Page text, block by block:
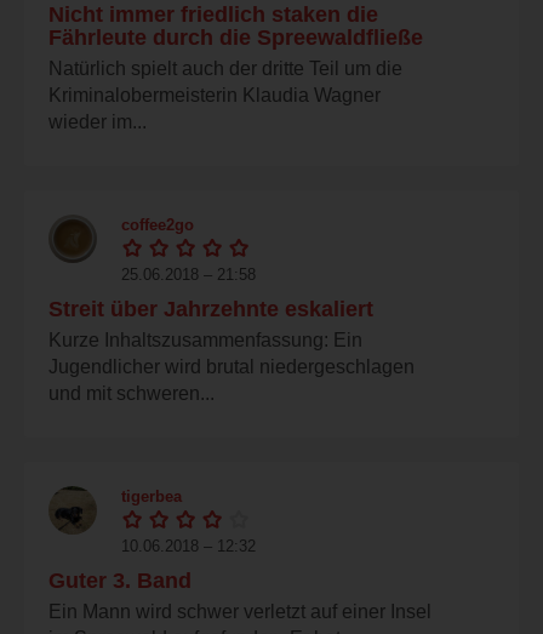
Nicht immer friedlich staken die
Fährleute durch die Spreewaldfließe
Natürlich spielt auch der dritte Teil um die
Kriminalobermeisterin Klaudia Wagner
wieder im...
coffee2go
25.06.2018 – 21:58
Streit über Jahrzehnte eskaliert
Kurze Inhaltszusammenfassung: Ein
Jugendlicher wird brutal niedergeschlagen
und mit schweren...
tigerbea
10.06.2018 – 12:32
Guter 3. Band
Ein Mann wird schwer verletzt auf einer Insel